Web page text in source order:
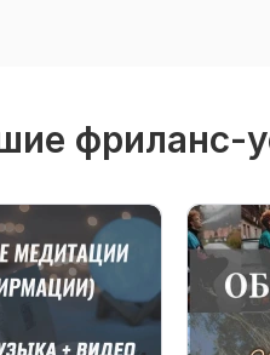
фриланс-